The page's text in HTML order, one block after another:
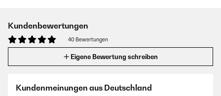
Kundenbewertungen
40 Bewertungen
Eigene Bewertung schreiben
Kundenmeinungen aus Deutschland